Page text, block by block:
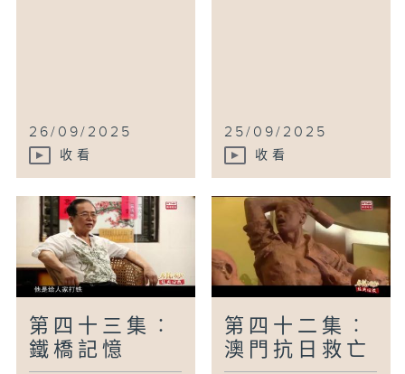
26/09/2025
收看
25/09/2025
收看
第四十三集︰
鐵橋記憶
第四十二集︰
澳門抗日救亡